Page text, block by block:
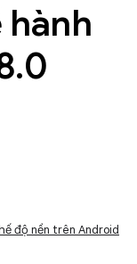
hành
.0
độ nền trên Android